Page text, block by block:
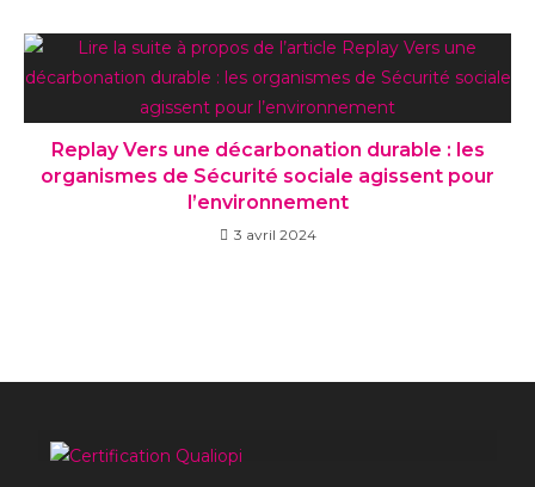
Replay Vers une décarbonation durable : les
organismes de Sécurité sociale agissent pour
l’environnement
3 avril 2024